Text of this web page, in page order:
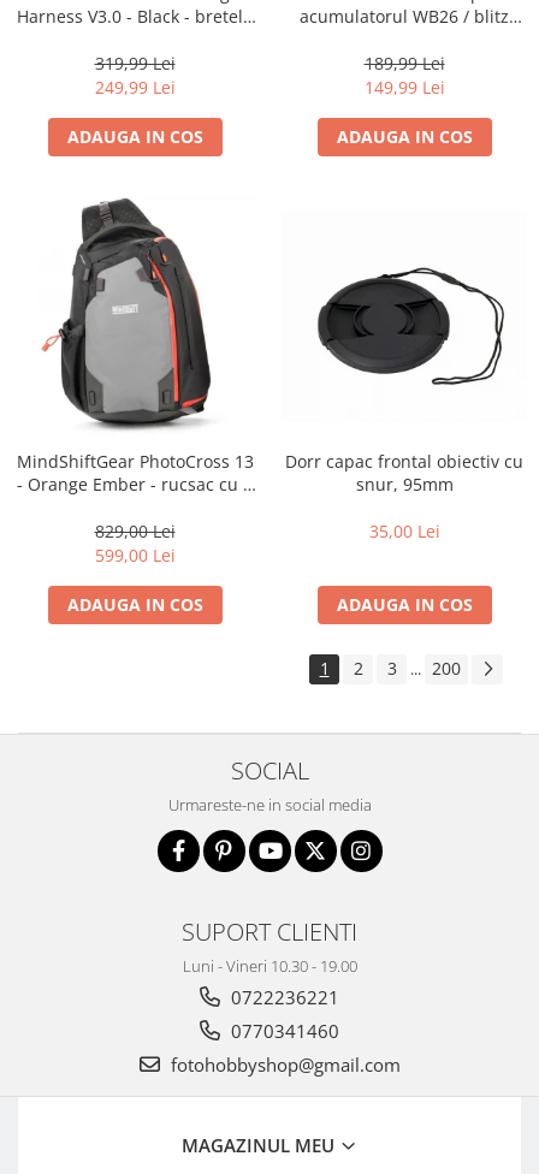
Harness V3.0 - Black - bretele
319,99 Lei
249,99 Lei
ADAUGA IN COS
acumulatorul WB26 / blitz
189,99 Lei
149,99 Lei
ADAUGA IN COS
MindShiftGear PhotoCross 13
- Orange Ember - rucsac cu o
829,00 Lei
599,00 Lei
ADAUGA IN COS
Dorr capac frontal obiectiv cu
snur, 95mm
35,00 Lei
ADAUGA IN COS
1 2 3 ... 200
SOCIAL
Urmareste-ne in social media
SUPORT CLIENTI
Luni - Vineri 10.30 - 19.00
0722236221
0770341460
fotohobbyshop@gmail.com
MAGAZINUL MEU